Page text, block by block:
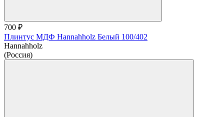
700 ₽
Плинтус МДФ Hannahholz Белый 100/402
Hannahholz
(Россия)